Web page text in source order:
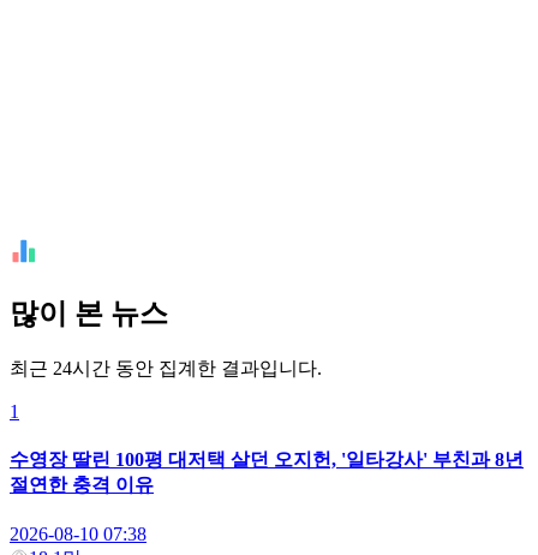
많이 본 뉴스
최근 24시간 동안 집계한 결과입니다.
1
수영장 딸린 100평 대저택 살던 오지헌, '일타강사' 부친과 8년
절연한 충격 이유
2026-08-10 07:38